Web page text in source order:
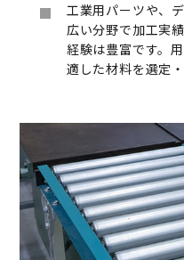
工業用パーツや、
広い分野で加工実
経験は豊富です。
適した材料を選定